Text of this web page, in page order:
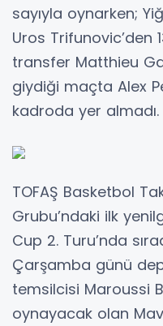
sayıyla oynarken;
Uros Trifunovic’den
transfer Matthieu
giydiği maçta Alex
kadroda yer almadı.
TOFAŞ Basketbol
Grubu’ndaki ilk
Cup 2. Turu’nda
Çarşamba günü
temsilcisi Maroussi
oynayacak olan